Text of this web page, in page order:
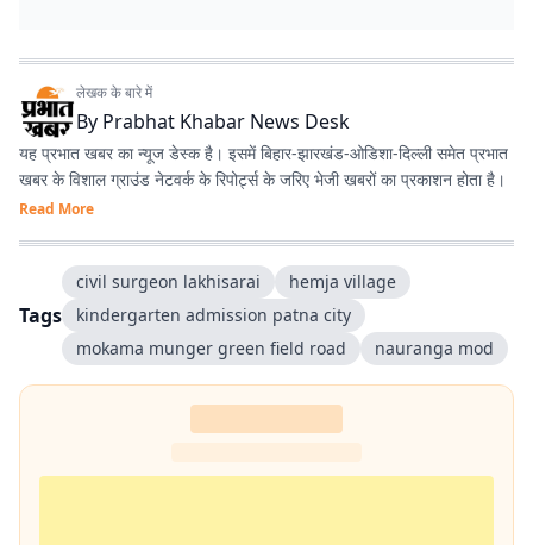
लेखक के बारे में
By Prabhat Khabar News Desk
यह प्रभात खबर का न्यूज डेस्क है। इसमें बिहार-झारखंड-ओडिशा-दिल्‍ली समेत प्रभात
खबर के विशाल ग्राउंड नेटवर्क के रिपोर्ट्स के जरिए भेजी खबरों का प्रकाशन होता है।
Read More
Tags
civil surgeon lakhisarai
hemja village
kindergarten admission patna city
mokama munger green field road
nauranga mod